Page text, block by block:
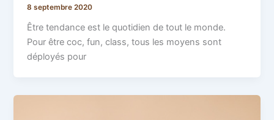
8 septembre 2020
Être tendance est le quotidien de tout le monde.
Pour être coc, fun, class, tous les moyens sont
déployés pour